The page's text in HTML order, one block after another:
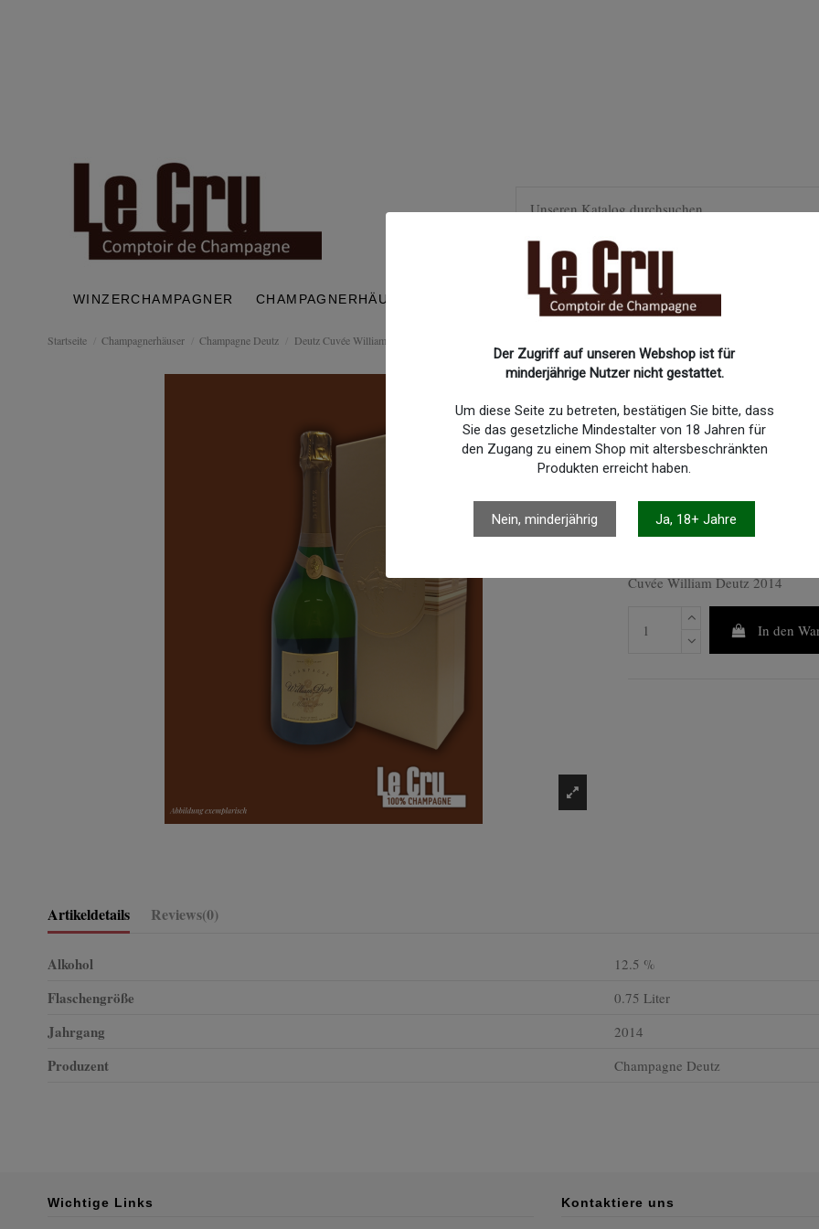
Der Zugriff auf unseren Webshop ist für
minderjährige Nutzer nicht gestattet.
Um diese Seite zu betreten, bestätigen Sie bitte, dass
Sie das gesetzliche Mindestalter von 18 Jahren für
den Zugang zu einem Shop mit altersbeschränkten
Produkten erreicht haben.
Nein, minderjährig Ja, 18+ Jahre
WINZERCHAMPAGNER CHAMPAGNERHÄUSER INSPIRATION RARITÄTEN SONDERGRÖSSEN
Startseite Champagnerhäuser Champagne Deutz Deutz Cuvée William Brut 2014
Deutz Cuvée
Winzer: Champagne Deutz
Artikel-Nr. 0DECW1402
Nur noch wenige Teile verfügbar
199,00 €
Bruttopreis
3 - 5 Tage
Cuvée William Deutz 2014
In den
Artikeldetails Reviews(0)
Alkohol 12.5 %
Flaschengröße 0.75 Liter
Jahrgang 2014
Produzent Champagne Deutz
Wichtige Links Kontaktiere uns